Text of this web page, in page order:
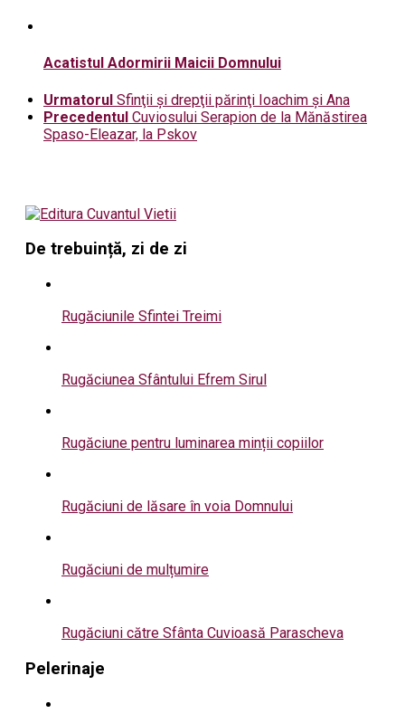
Acatistul Adormirii Maicii Domnului
Urmatorul Sfinţii şi drepţii părinţi Ioachim şi Ana
Precedentul Cuviosului Serapion de la Mănăstirea
Spaso-Eleazar, la Pskov
De trebuință, zi de zi
Rugăciunile Sfintei Treimi
Rugăciunea Sfântului Efrem Sirul
Rugăciune pentru luminarea minții copiilor
Rugăciuni de lăsare în voia Domnului
Rugăciuni de mulțumire
Rugăciuni către Sfânta Cuvioasă Parascheva
Pelerinaje